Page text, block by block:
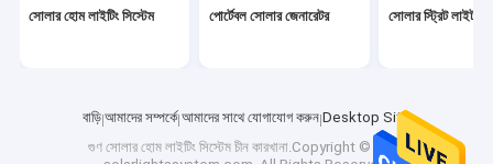
সোলার হোম লাইটিং সিস্টেম পোর্টেবল সোলার জেনারেটর সোলার স্ট্রিট লাইট
বাড়ি আমাদের সম্পর্কে আমাদের সাথে যোগাযোগ করুন Desktop Site
গুণ সোলার হোম লাইটিং সিস্টেম চীন কারখানা.Copyright © 2023